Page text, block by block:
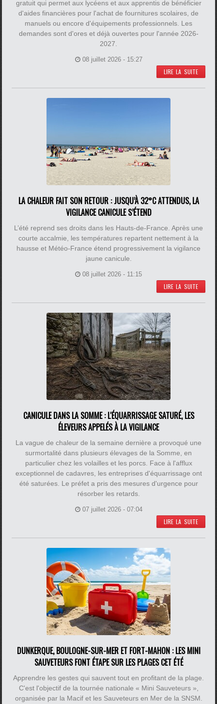
gratuit qui permet aux lycéens et aux apprentis de bénéficier
d'aides financières pour l'achat de fournitures scolaires, de
manuels ou encore d'équipements professionnels. Les
demandes sont d'ores et déjà ouvertes pour l'année 2026-
2027.
08 juillet 2026 - 15:27
LIRE LA SUITE
LA CHALEUR FAIT SON RETOUR : JUSQU’À 32°C ATTENDUS, LA
VIGILANCE CANICULE S’ÉTEND
L’été reprend ses droits dans les Hauts-de-France. Après une
courte accalmie, les températures repartent nettement à la
hausse et Météo-France étend progressivement la vigilance
jaune canicule.
08 juillet 2026 - 11:15
LIRE LA SUITE
CANICULE DANS LA SOMME : L'ÉQUARRISSAGE SATURÉ, LES
ÉLEVEURS APPELÉS À LA VIGILANCE
La vague de chaleur de la semaine dernière a provoqué une
surmortalité dans plusieurs élevages de la Somme, en
particulier chez les volailles et les porcs. Face à l'afflux
exceptionnel de cadavres, les entreprises d'équarrissage ont
été saturées. Le préfet a pris des mesures d'urgence pour
résorber les retards.
07 juillet 2026 - 07:04
LIRE LA SUITE
DUNKERQUE, BOULOGNE-SUR-MER ET FORT-MAHON : LES MINI
SAUVETEURS FONT ÉTAPE SUR LES PLAGES CET ÉTÉ
Apprendre les gestes qui sauvent tout en profitant de la plage.
C'est l'objectif de la tournée nationale « Mini Sauveteurs »,
organisée par la Macif et les Sauveteurs en Mer de la SNSM.